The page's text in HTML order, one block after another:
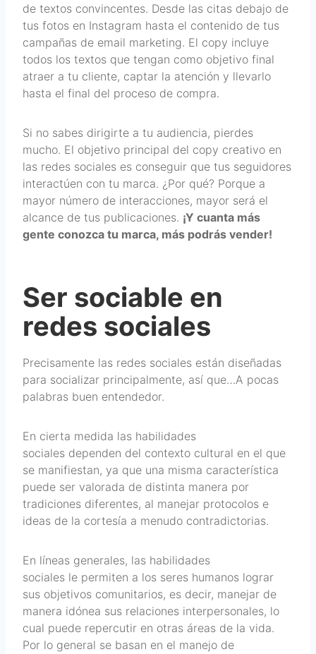
de textos convincentes. Desde las citas debajo de
tus fotos en Instagram hasta el contenido de tus
campañas de email marketing. El copy incluye
todos los textos que tengan como objetivo final
atraer a tu cliente, captar la atención y llevarlo
hasta el final del proceso de compra.
Si no sabes dirigirte a tu audiencia, pierdes
mucho. El objetivo principal del copy creativo en
las redes sociales es conseguir que tus seguidores
interactúen con tu marca. ¿Por qué? Porque a
mayor número de interacciones, mayor será el
alcance de tus publicaciones. ¡Y cuanta más
gente conozca tu marca, más podrás vender!
Ser sociable en
redes sociales
Precisamente las redes sociales están diseñadas
para socializar principalmente, así que…A pocas
palabras buen entendedor.
En cierta medida las habilidades
sociales dependen del contexto cultural en el que
se manifiestan, ya que una misma característica
puede ser valorada de distinta manera por
tradiciones diferentes, al manejar protocolos e
ideas de la cortesía a menudo contradictorias.
En líneas generales, las habilidades
sociales le permiten a los seres humanos lograr
sus objetivos comunitarios, es decir, manejar de
manera idónea sus relaciones interpersonales, lo
cual puede repercutir en otras áreas de la vida.
Por lo general se basan en el manejo de